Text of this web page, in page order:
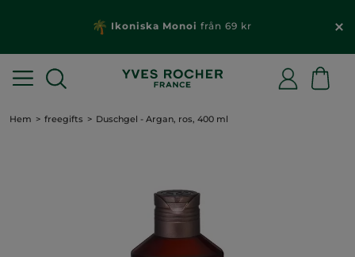
Ikoniska Monoi från 69 kr
Hem freegifts Duschgel - Argan, ros, 400 ml